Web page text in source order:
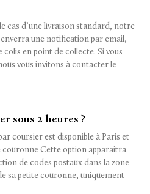
cas d’une livraison standard, notre
une notification par email,
en point de collecte. Si vous
vous invitons à contacter le
sous 2 heures ?
coursier est disponible à Paris et
couronne Cette option apparaitra
de codes postaux dans la zone
sa petite couronne, uniquement